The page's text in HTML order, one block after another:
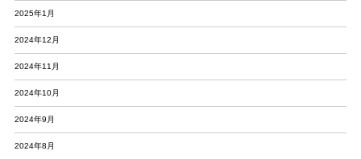
2025年1月
2024年12月
2024年11月
2024年10月
2024年9月
2024年8月